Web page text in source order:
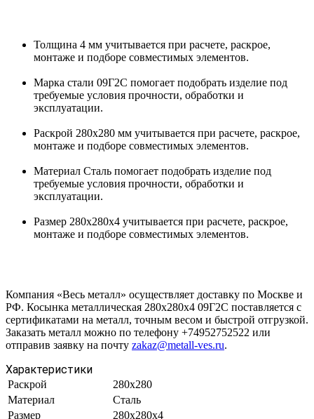
Толщина 4 мм учитывается при расчете, раскрое,
монтаже и подборе совместимых элементов.
Марка стали 09Г2С помогает подобрать изделие под
требуемые условия прочности, обработки и
эксплуатации.
Раскрой 280х280 мм учитывается при расчете, раскрое,
монтаже и подборе совместимых элементов.
Материал Сталь помогает подобрать изделие под
требуемые условия прочности, обработки и
эксплуатации.
Размер 280х280х4 учитывается при расчете, раскрое,
монтаже и подборе совместимых элементов.
Компания «Весь металл» осуществляет доставку по Москве и
РФ. Косынка металлическая 280х280х4 09Г2С поставляется с
сертификатами на металл, точным весом и быстрой отгрузкой.
Заказать металл можно по телефону +74952752522 или
отправив заявку на почту zakaz@metall-ves.ru.
Характеристики
Раскрой
280х280
Материал
Сталь
Размер
280х280х4